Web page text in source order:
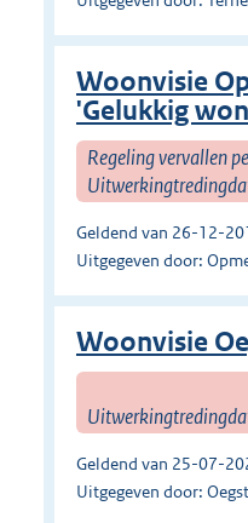
Woonvisie
'Gelukkig
Regeling vervallen
Geldend van 26-12-
Uitgegeven door:
Woonvisie
Geldend van 25-07-
Uitgegeven door: